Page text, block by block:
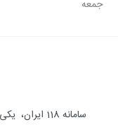
جمعه
سامانه 118